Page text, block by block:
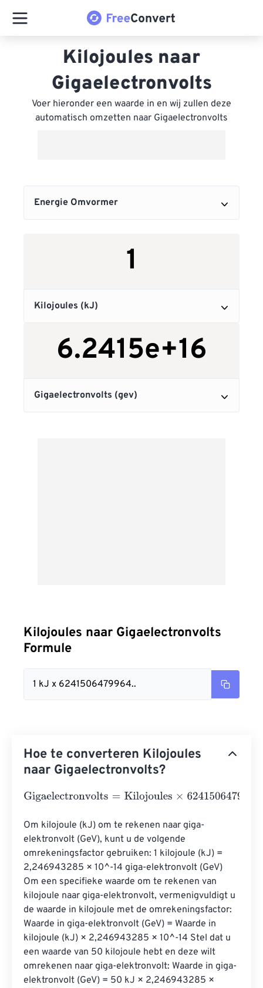
Kilojoules naar
Gigaelectronvolts
Voer hieronder een waarde in en wij zullen deze
automatisch omzetten naar Gigaelectronvolts
Kilojoules naar Gigaelectronvolts
Formule
1 kJ x 6241506479964..
Hoe te converteren Kilojoules
naar Gigaelectronvolts?
Gigaelectronvolts=Kilojoules×62415064799641832
Om kilojoule (kJ) om te rekenen naar giga-
elektronvolt (GeV), kunt u de volgende
omrekeningsfactor gebruiken: 1 kilojoule (kJ) =
2,246943285 × 10^-14 giga-elektronvolt (GeV)
Om een ​​specifieke waarde om te rekenen van
kilojoule naar giga-elektronvolt, vermenigvuldigt u
de waarde in kilojoule met de omrekeningsfactor:
Waarde in giga-elektronvolt (GeV) = Waarde in
kilojoule (kJ) × 2,246943285 × 10^-14 Stel dat u
een waarde van 50 kilojoule hebt en deze wilt
omrekenen naar giga-elektronvolt: Waarde in giga-
elektronvolt (GeV) = 50 kJ × 2,246943285 ×